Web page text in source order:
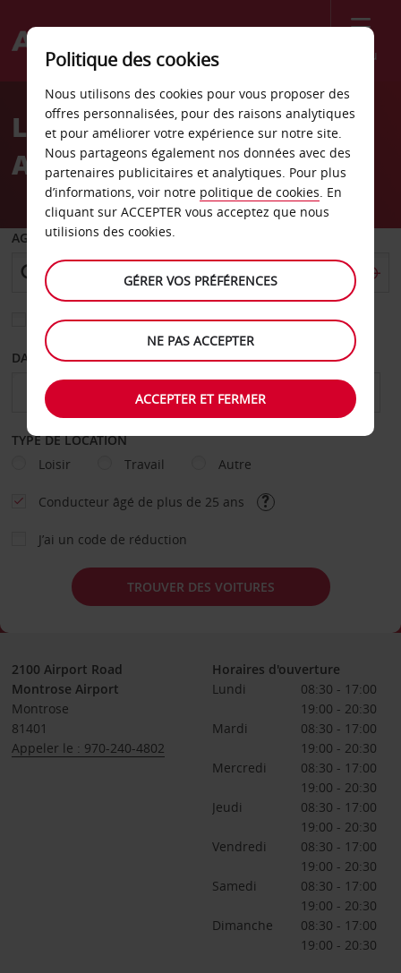
Menu
Welcome
AvisLocation de voiture
Aéroport de Montrose
AGENCE DE DÉPART
Sélectionnez une autre agence de retour
DATE DE DÉPART DATE DE RETOUR
TYPE DE LOCATION
Loisir
Travail Autre
Conducteur âgé de plus de 25 ans
J’ai un code de réduction
TROUVER DES VOITURES
2100 Airport Road
Montrose Airport
Montrose
81401
Appeler le : 970-240-4802
Horaires d'ouverture
Lundi
08:30 - 17:00
19:00 - 20:30
Mardi
08:30 - 17:00
19:00 - 20:30
Mercredi
08:30 - 17:00
19:00 - 20:30
Jeudi
08:30 - 17:00
19:00 - 20:30
Vendredi
08:30 - 17:00
19:00 - 20:30
Samedi
08:30 - 17:00
19:00 - 20:30
Dimanche
08:30 - 17:00
19:00 - 20:30
Politique des cookies
Nous utilisons des cookies pour vous proposer des
offres personnalisées, pour des raisons analytiques
et pour améliorer votre expérience sur notre site.
Nous partageons également nos données avec des
partenaires publicitaires et analytiques. Pour plus
d’informations, voir notre politique de cookies. En
cliquant sur ACCEPTER vous acceptez que nous
utilisions des cookies.
GÉRER VOS PRÉFÉRENCES
NE PAS ACCEPTER
ACCEPTER ET FERMER